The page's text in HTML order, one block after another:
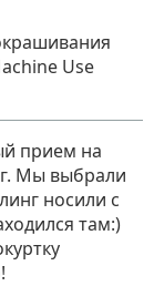
Use
прием на
Мы выбрали
носили с
там:)